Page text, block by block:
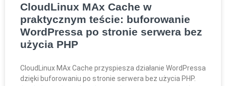
CloudLinux MAx Cache w
praktycznym teście: buforowanie
WordPressa po stronie serwera bez
użycia PHP
CloudLinux MAx Cache przyspiesza działanie WordPressa
dzięki buforowaniu po stronie serwera bez użycia PHP.